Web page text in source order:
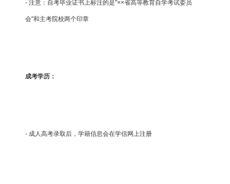
- 注意：自考毕业证书上标注的是"××省高等教育自学考试委员
会"和主考院校两个印章
成考学历：
- 成人高考录取后，学籍信息会在学信网上注册